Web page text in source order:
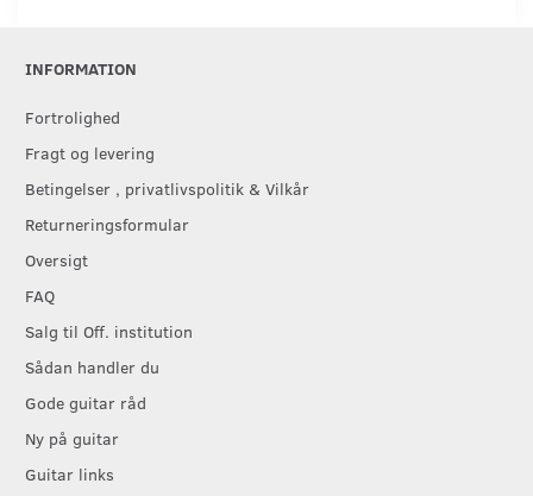
INFORMATION
Fortrolighed
Fragt og levering
Betingelser , privatlivspolitik & Vilkår
Returneringsformular
Oversigt
FAQ
Salg til Off. institution
Sådan handler du
Gode guitar råd
Ny på guitar
Guitar links